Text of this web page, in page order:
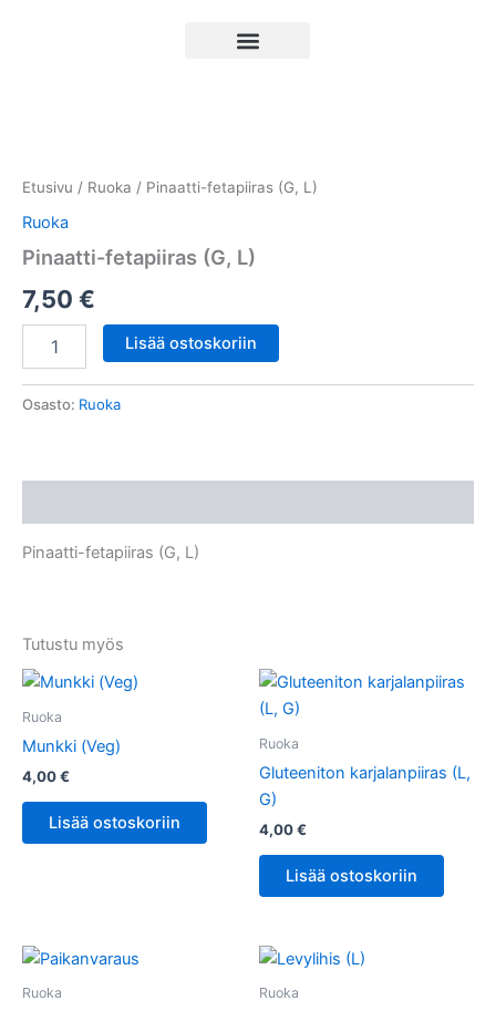
Etusivu / Ruoka / Pinaatti-fetapiiras (G, L)
Ruoka
Pinaatti-fetapiiras (G, L)
7,50 €
L)
määrä
Lisää ostoskoriin
Osasto: Ruoka
Pinaatti-fetapiiras (G, L)
Tutustu myös
Ruoka
Munkki (Veg)
4,00€
Lisää ostoskoriin
Ruoka
Gluteeniton karjalanpiiras (L,
G)
4,00€
Lisää ostoskoriin
Ruoka Ruoka